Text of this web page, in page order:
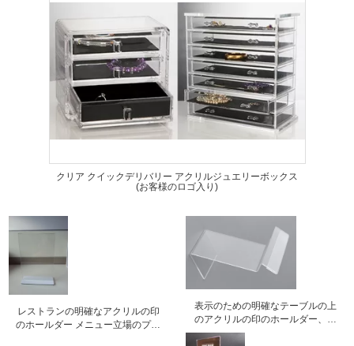
クリア クイックデリバリー アクリルジュエリーボックス
(お客様のロゴ入り)
レストランの明確なアクリルの印
のホールダー メニュー立場のプレ
表示のための明確なテーブルの上
のアクリルの印のホールダー、靴
の表示ホールダー